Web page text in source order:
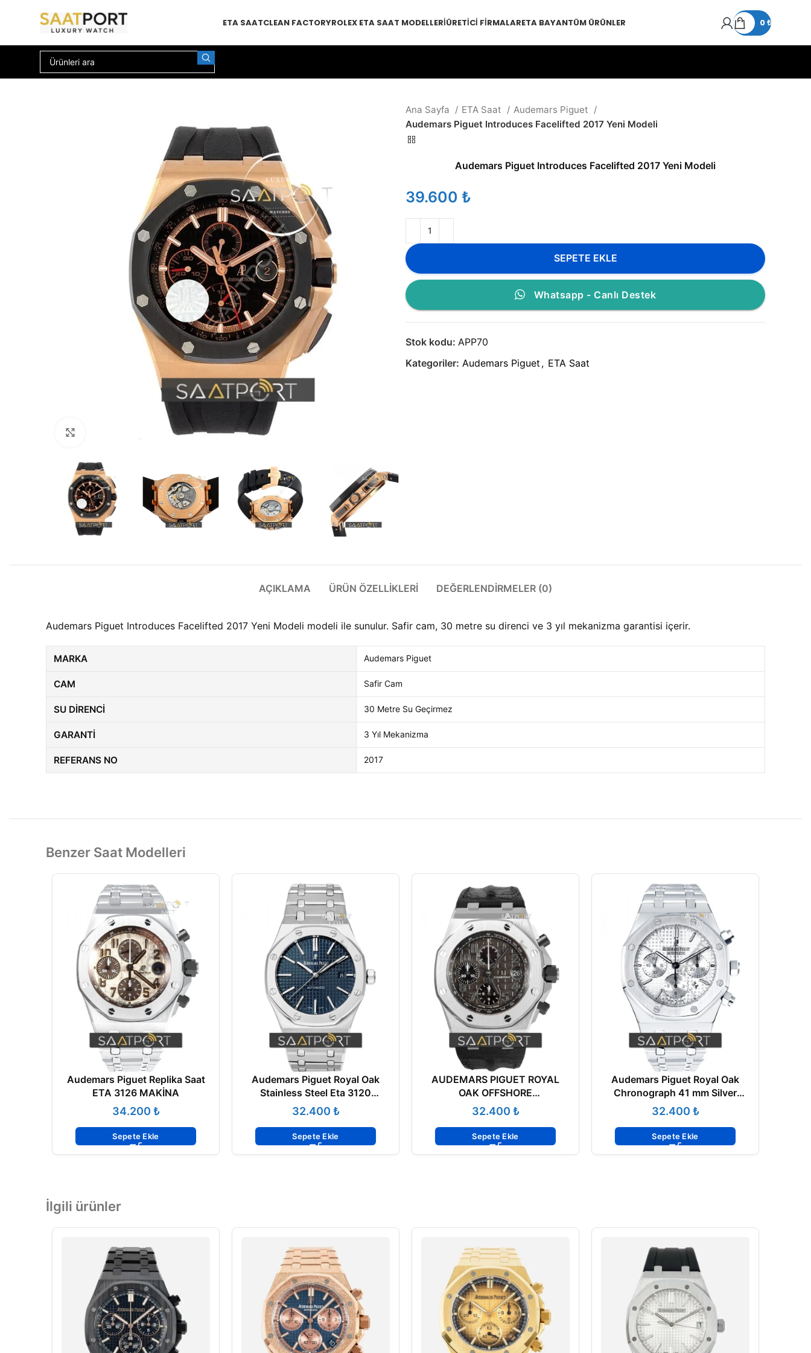
ETA SAATCLEAN FACTORYROLEX ETA SAAT MODELLERIÜRETICI FIRMALARETA BAYANTÜM ÜRÜNLER 0₺
Büyütmek için tıklayın
Ana Sayfa ETA Saat
Audemars Piguet
Audemars Piguet Introduces Facelifted 2017 Yeni Modeli
Audemars Piguet Introduces Facelifted 2017 Yeni Modeli
₺
SEPETE EKLE
Whatsapp - Canlı Destek
Stok kodu: APP70
Kategoriler: Audemars Piguet , ETA Saat
AÇIKLAMA ÜRÜN ÖZELLIKLERI DEĞERLENDIRMELER (0)
Audemars Piguet Introduces Facelifted 2017 Yeni Modeli modeli ile sunulur. Safir cam, 30 metre su direnci ve 3 yıl mekanizma garantisi içerir.
MARKA Audemars Piguet
CAM Safir Cam
SU DIRENCI 30 Metre Su Geçirmez
GARANTI 3 Yıl Mekanizma
REFERANS NO 2017
Benzer Saat Modelleri
Audemars Piguet Replika Saat
ETA 3126 MAKİNA
₺
Sepete Ekle
Audemars Piguet Royal Oak
Stainless Steel Eta 3120
15400ST.OO.1220ST.03
₺
Sepete Ekle
AUDEMARS PIGUET ROYAL
OAK OFFSHORE
CHRONOGRAPH
26470ST.OO.A104CR.01
₺
Sepete Ekle
Audemars Piguet Royal Oak
Chronograph 41 mm Silver
26320ST.OO.1220ST.02
₺
Sepete Ekle
İlgili ürünler